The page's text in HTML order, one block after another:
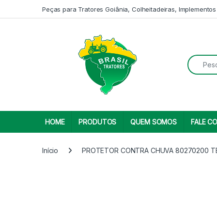
Peças para Tratores Goiânia, Colheitadeiras,
Search
HOME PRODUTOS QUEM SOMOS FALE
Início PROTETOR CONTRA CHUVA 80270200